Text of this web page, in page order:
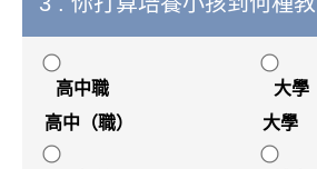
高中職
高中（職）
大學
大學